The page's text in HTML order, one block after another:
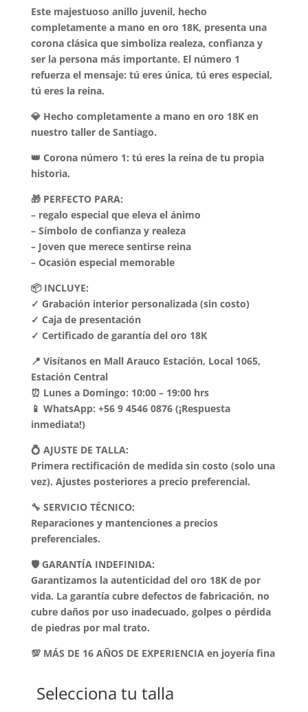
$319.990.$299.990.
Este majestuoso anillo juvenil, hecho
completamente a mano en oro 18K, presenta una
corona clásica que simboliza realeza, confianza y
ser la persona más importante. El número 1
refuerza el mensaje: tú eres única, tú eres especial,
tú eres la reina.
💎 Hecho completamente a mano en oro 18K en
nuestro taller de Santiago.
👑 Corona número 1: tú eres la reina de tu propia
historia.
🎁 PERFECTO PARA:
– regalo especial que eleva el ánimo
– Símbolo de confianza y realeza
– Joven que merece sentirse reina
– Ocasión especial memorable
📦 INCLUYE:
✓ Grabación interior personalizada (sin costo)
✓ Caja de presentación
✓ Certificado de garantía del oro 18K
📍 Visítanos en Mall Arauco Estación, Local 1065,
Estación Central
⏰ Lunes a Domingo: 10:00 – 19:00 hrs
📱 WhatsApp: +56 9 4546 0876 (¡Respuesta
inmediata!)
💍 AJUSTE DE TALLA:
Primera rectificación de medida sin costo (solo una
vez). Ajustes posteriores a precio preferencial.
🔧 SERVICIO TÉCNICO:
Reparaciones y mantenciones a precios
preferenciales.
🛡️ GARANTÍA INDEFINIDA:
Garantizamos la autenticidad del oro 18K de por
vida. La garantía cubre defectos de fabricación, no
cubre daños por uso inadecuado, golpes o pérdida
de piedras por mal trato.
💯 MÁS DE 16 AÑOS DE EXPERIENCIA en joyería fina
Selecciona tu talla